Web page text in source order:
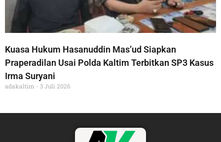
Kuasa Hukum Hasanuddin Mas’ud Siapkan
Praperadilan Usai Polda Kaltim Terbitkan SP3 Kasus
Irma Suryani
adakaltim 3 Juli 2026